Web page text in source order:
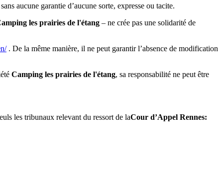
aucune garantie d’aucune sorte, expresse ou tacite.
les prairies de l'étang – ne crée pas une solidarité de
. De la même manière, il ne peut garantir l’absence de modification
Camping les prairies de l'étang, sa responsabilité ne peut être
les tribunaux relevant du ressort de laCour d’Appel Rennes: